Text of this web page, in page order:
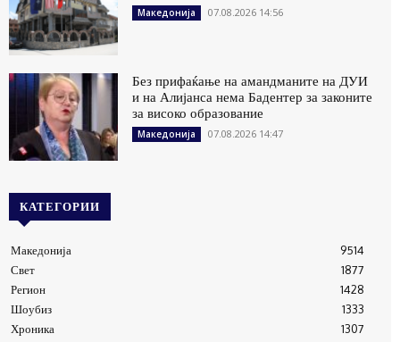
Македонија 07.08.2026 14:56
Без прифаќање на амандманите на ДУИ
и на Алијанса нема Бадентер за законите
за високо образование
Македонија 07.08.2026 14:47
КАТЕГОРИИ
Македонија
9514
Свет
1877
Регион
1428
Шоубиз
1333
Хроника
1307